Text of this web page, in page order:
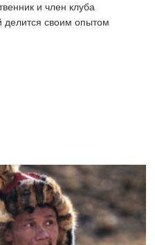
и член клуба
делится своим опытом